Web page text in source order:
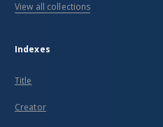
View all collections
Indexes
Title
Creator